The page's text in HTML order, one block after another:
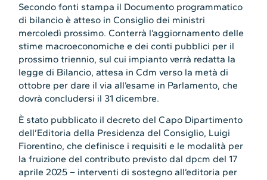
Secondo fonti stampa il Documento programmatico
di bilancio è atteso in Consiglio dei ministri
mercoledì prossimo. Conterrà l’aggiornamento delle
stime macroeconomiche e dei conti pubblici per il
prossimo triennio, sul cui impianto verrà redatta la
legge di Bilancio, attesa in Cdm verso la metà di
ottobre per dare il via all’esame in Parlamento, che
dovrà concludersi il 31 dicembre.
È stato pubblicato il decreto del Capo Dipartimento
dell’Editoria della Presidenza del Consiglio, Luigi
Fiorentino, che definisce i requisiti e le modalità per
la fruizione del contributo previsto dal dpcm del 17
aprile 2025 – interventi di sostegno all’editoria per